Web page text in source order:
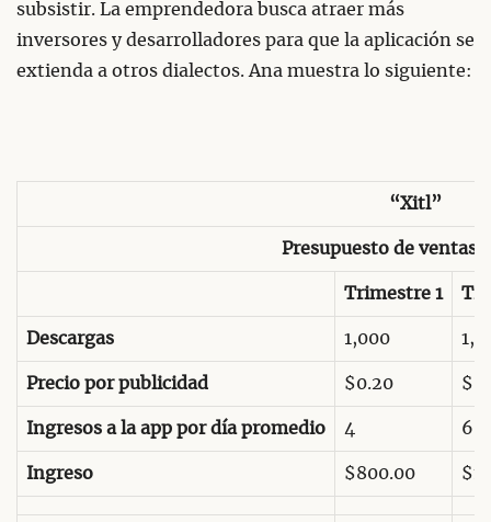
subsistir. La emprendedora busca atraer más
inversores y desarrolladores para que la aplicación se
extienda a otros dialectos. Ana muestra lo siguiente:
“Xitl”
Presupuesto de ventas
Trimestre 1
Descargas 1,000
Precio por publicidad $0.20
Ingresos a la app por día promedio 4 6
Ingreso $800.00